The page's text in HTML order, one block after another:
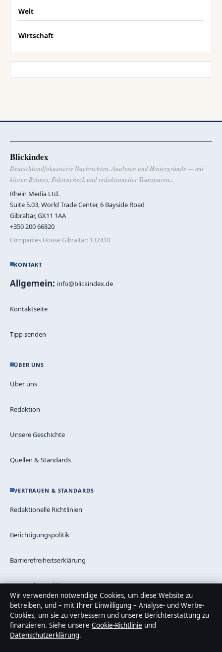
Welt
Wirtschaft
Blickindex
Deutschlandfokussierte Nachrichten, Analysen und Hintergründe — mit
klaren Bylines, Faktencheck und redaktioneller Transparenz.
Rhein Media Ltd.
Suite 5.03, World Trade Center, 6 Bayside Road
Gibraltar, GX11 1AA
+350 200 66820
Companies House Gibraltar: 132410
KONTAKT
Allgemein: info@blickindex.de
Kontaktseite
Tipp senden
ÜBER UNS
Über uns
Redaktion
Unsere Geschichte
Quellen & Standards
VERTRAUEN & STANDARDS
Redaktionelle Richtlinien
Berichtigungspolitik
Barrierefreiheitserklärung
Datenschutzerklärung
Über Blickindex in Kürze
Blickindex ist ein unabhängiger digitaler Nachrichtenanbieter mit
Wir verwenden notwendige Cookies, um diese Website zu
betreiben, und – mit Ihrer Einwilligung – Analyse- und Werbe-
Cookies, um sie zu verbessern und unsere Berichterstattung zu
finanzieren. Siehe unsere Cookie-Richtlinie und
Datenschutzerklärung.